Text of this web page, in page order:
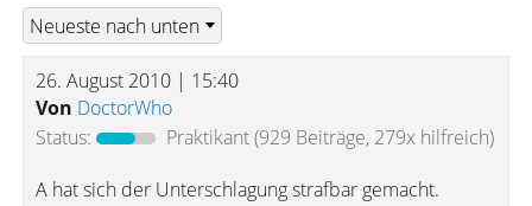
26. August 2010 | 15:40
Von DoctorWho
Status:
Praktikant(929 Beiträge, 279x hilfreich)
A hat sich der Unterschlagung strafbar gemacht.